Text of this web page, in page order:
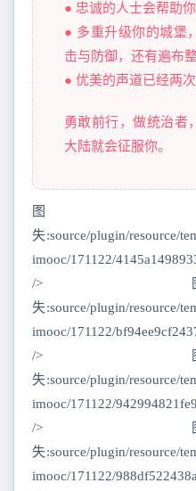
● 忠诚的人士会帮助
● 多重升级你的城堡
击与防御，还有遍布
● 优美的声道已经两
勇敢前行，做统治者
大陆就会征服你。
失:source/plugin/resource/
imooc/171122/
/>
失:source/plugin/resource/
imooc/171122/
/>
失:source/plugin/resource/
imooc/171122/
/>
失:source/plugin/resource/
imooc/171122/